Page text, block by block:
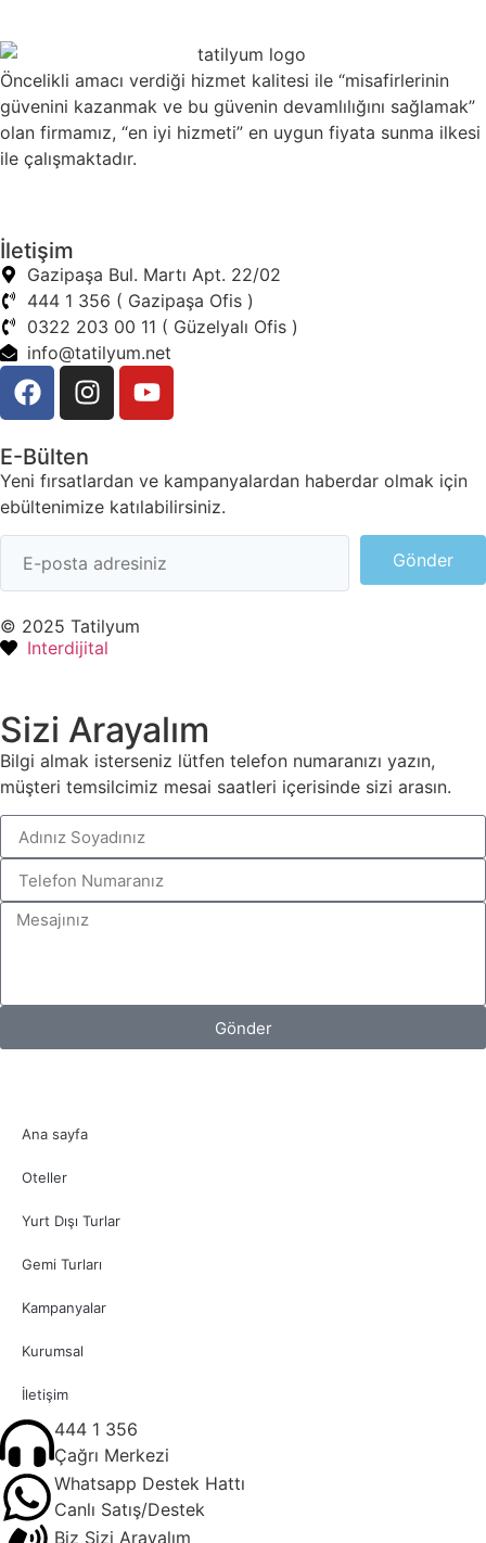
Öncelikli amacı verdiği hizmet kalitesi ile “misafirlerinin
güvenini kazanmak ve bu güvenin devamlılığını sağlamak”
olan firmamız, “en iyi hizmeti” en uygun fiyata sunma ilkesi
ile çalışmaktadır.
İletişim
Gazipaşa Bul. Martı Apt. 22/02
444 1 356 ( Gazipaşa Ofis )
0322 203 00 11 ( Güzelyalı Ofis )
info@tatilyum.net
E-Bülten
Yeni fırsatlardan ve kampanyalardan haberdar olmak için
ebültenimize katılabilirsiniz.
Gönder
© 2025 Tatilyum
Interdijital
Sizi Arayalım
Bilgi almak isterseniz lütfen telefon numaranızı yazın,
müşteri temsilcimiz mesai saatleri içerisinde sizi arasın.
Gönder
Ana sayfa
Oteller
Yurt Dışı Turlar
Gemi Turları
Kampanyalar
Kurumsal
İletişim
444 1 356
Çağrı Merkezi
Whatsapp Destek Hattı
Canlı Satış/Destek
Biz Sizi Arayalım